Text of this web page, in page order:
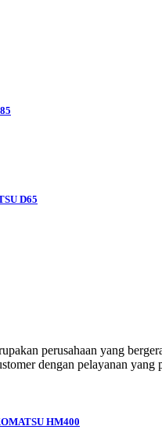
D65
perusahaan yang
dengan pelayanan
HM400